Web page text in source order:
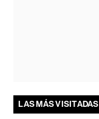
LAS MÁS VISITADAS